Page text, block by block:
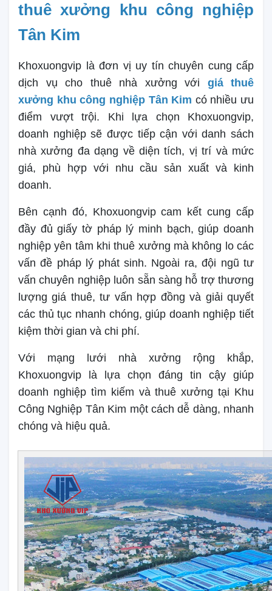
thuê xưởng khu công nghiệp
Tân Kim
Khoxuongvip là đơn vị uy tín chuyên cung cấp
dịch vụ cho thuê nhà xưởng với giá thuê
xưởng khu công nghiệp Tân Kim có nhiều ưu
điểm vượt trội. Khi lựa chọn Khoxuongvip,
doanh nghiệp sẽ được tiếp cận với danh sách
nhà xưởng đa dạng về diện tích, vị trí và mức
giá, phù hợp với nhu cầu sản xuất và kinh
doanh.
Bên cạnh đó, Khoxuongvip cam kết cung cấp
đầy đủ giấy tờ pháp lý minh bạch, giúp doanh
nghiệp yên tâm khi thuê xưởng mà không lo các
vấn đề pháp lý phát sinh. Ngoài ra, đội ngũ tư
vấn chuyên nghiệp luôn sẵn sàng hỗ trợ thương
lượng giá thuê, tư vấn hợp đồng và giải quyết
các thủ tục nhanh chóng, giúp doanh nghiệp tiết
kiệm thời gian và chi phí.
Với mạng lưới nhà xưởng rộng khắp,
Khoxuongvip là lựa chọn đáng tin cậy giúp
doanh nghiệp tìm kiếm và thuê xưởng tại Khu
Công Nghiệp Tân Kim một cách dễ dàng, nhanh
chóng và hiệu quả.